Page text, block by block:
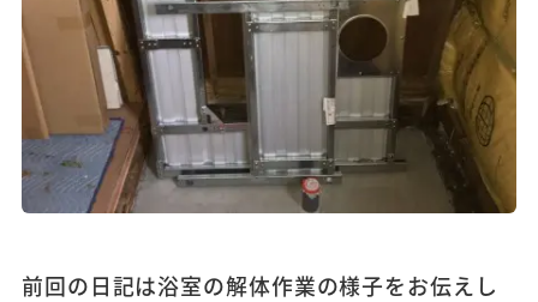
前回の日記は浴室の解体作業の様子をお伝えし